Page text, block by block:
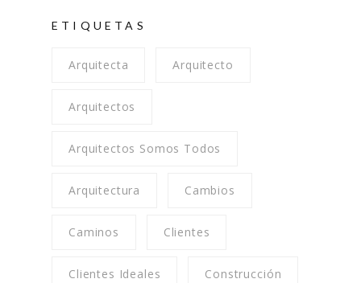
ETIQUETAS
Arquitecta Arquitecto
Arquitectos
Arquitectos Somos Todos
Arquitectura Cambios
Caminos Clientes
Clientes Ideales Construcción